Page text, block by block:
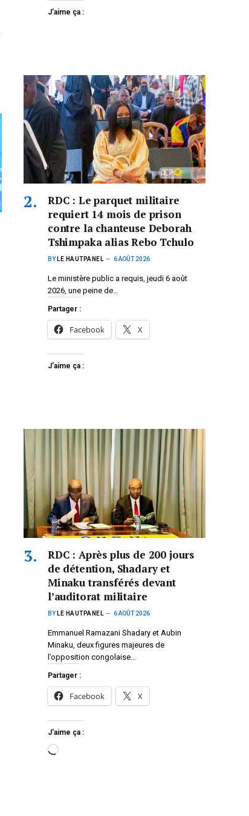
J’aime ça :
RDC : Le parquet militaire
requiert 14 mois de prison
contre la chanteuse Deborah
Tshimpaka alias Rebo Tchulo
BY LE HAUTPANEL 6 AOÛT 2026
Le ministère public a requis, jeudi 6 août
2026, une peine de…
Partager :
Facebook X
J’aime ça :
RDC : Après plus de 200 jours
de détention, Shadary et
Minaku transférés devant
l’auditorat militaire
BY LE HAUTPANEL 6 AOÛT 2026
Emmanuel Ramazani Shadary et Aubin
Minaku, deux figures majeures de
l’opposition congolaise…
Partager :
Facebook X
J’aime ça :